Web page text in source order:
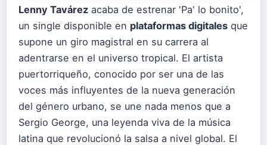
Lenny Tavárez acaba de estrenar 'Pa' lo bonito',
un single disponible en plataformas digitales que
supone un giro magistral en su carrera al
adentrarse en el universo tropical. El artista
puertorriqueño, conocido por ser una de las
voces más influyentes de la nueva generación
del género urbano, se une nada menos que a
Sergio George, una leyenda viva de la música
latina que revolucionó la salsa a nivel global. El